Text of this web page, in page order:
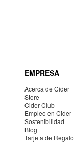
EMPRESA
Acerca de Cider
Store
Cider Club
Empleo en Cider
Sostenibilidad
Blog
Tarjeta de Regalo